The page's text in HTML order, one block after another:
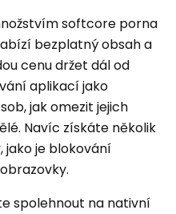
softcore porna
bezplatný obsah a
cenu držet dál od
aplikací jako
jak omezit jejich
Navíc získáte několik
jako je blokování
spolehnout na nativní